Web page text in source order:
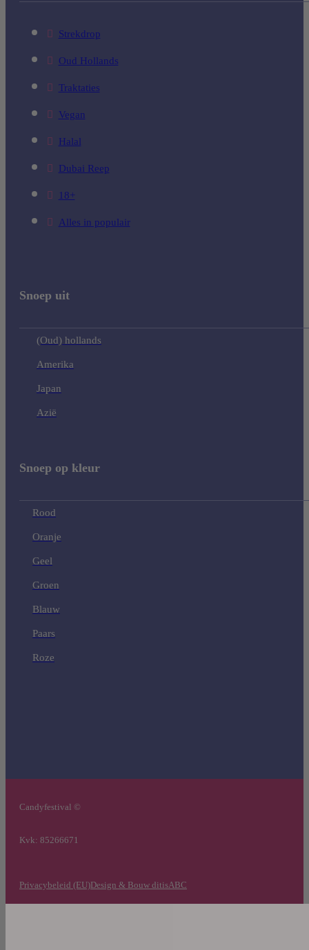
Strekdrop
Oud Hollands
Traktaties
Vegan
Halal
Dubai Reep
18+
Alles in populair
Snoep uit
(Oud) hollands
Amerika
Japan
Azië
Snoep op kleur
Rood
Oranje
Geel
Groen
Blauw
Paars
Roze
Candyfestival ©
Kvk: 85266671
Privacybeleid (EU)Design & Bouw ditisABC